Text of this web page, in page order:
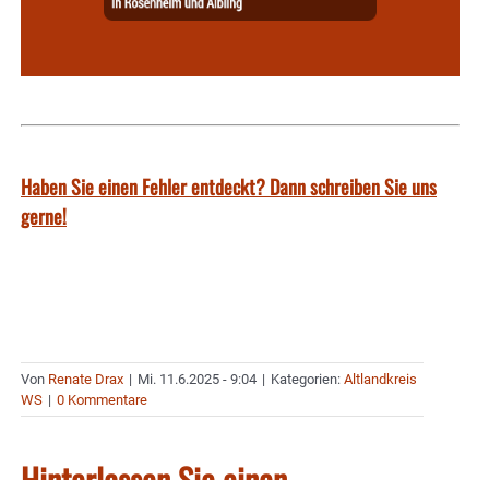
Haben Sie einen Fehler entdeckt? Dann schreiben Sie uns
gerne!
Von Renate Drax | Mi. 11.6.2025 - 9:04 | Kategorien: Altlandkreis
WS | 0 Kommentare